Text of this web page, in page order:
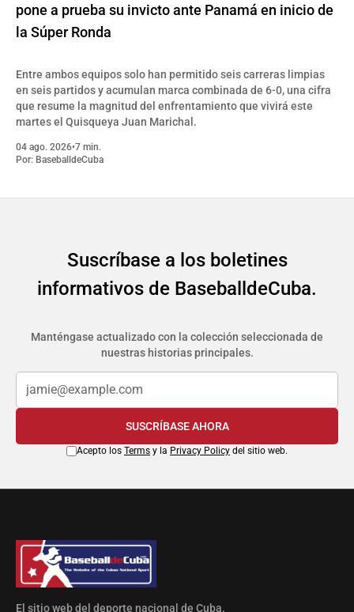
pone a prueba su invicto ante Panamá en inicio de
la Súper Ronda
Entre ambos equipos solo han permitido seis carreras limpias
en seis partidos y acumulan marca combinada de 6-0, una cifra
que resume la magnitud del enfrentamiento que vivirá este
martes el Quisqueya Juan Marichal.
04 ago. 2026•7 min.
Por: BaseballdeCuba
Suscríbase a los boletines
informativos de BaseballdeCuba.
Manténgase actualizado con la colección seleccionada de
nuestras historias principales.
SUSCRÍBASE AHORA
Acepto los Terms y la Privacy Policy del sitio web.
El sitio web del deporte nacional de Cuba.